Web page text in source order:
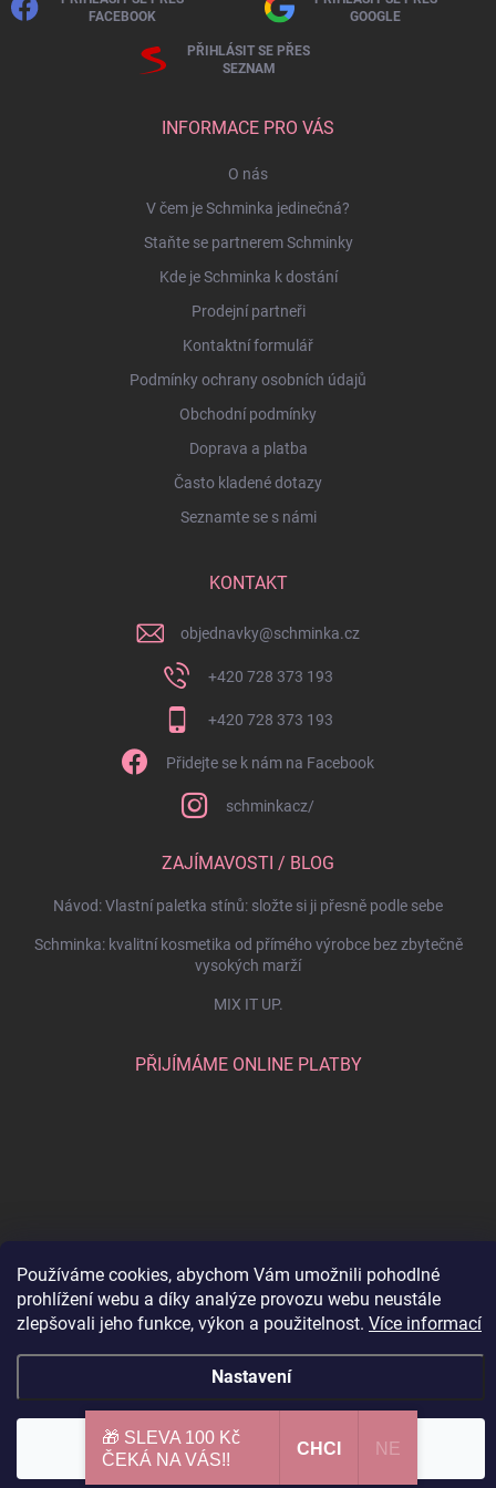
Používáme cookies, abychom Vám umožnili pohodlné
prohlížení webu a díky analýze provozu webu neustále
zlepšovali jeho funkce, výkon a použitelnost. Více informací
Nastavení
Souhlasím
FACEBOOK
GOOGLE
PŘIHLÁSIT SE PŘES
SEZNAM
INFORMACE PRO VÁS
O nás
V čem je Schminka jedinečná?
Staňte se partnerem Schminky
Kde je Schminka k dostání
Prodejní partneři
Kontaktní formulář
Podmínky ochrany osobních údajů
Obchodní podmínky
Doprava a platba
Často kladené dotazy
Seznamte se s námi
KONTAKT
objednavky@schminka.cz
+420 728 373 193
+420 728 373 193
Přidejte se k nám na Facebook
schminkacz/
ZAJÍMAVOSTI / BLOG
Návod: Vlastní paletka stínů: složte si ji přesně podle sebe
Schminka: kvalitní kosmetika od přímého výrobce bez zbytečně
vysokých marží
MIX IT UP.
PŘIJÍMÁME ONLINE PLATBY
Vytvořil Shoptet
Copyright 2026SCHMINKA . Všechna práva vyhrazena. Upravit nastavení
🎁 SLEVA 100 Kč
ČEKÁ NA VÁS!!
CHCI​ NE